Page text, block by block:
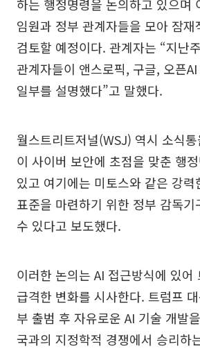
하는 행정명령을 논의하고 있으며
임원과 정부 관계자들을 모아 잠
검토할 예정이다. 관계자는 “지난
관계자들이 앤스로픽, 구글, 오픈
일부를 설명했다”고 말했다.
월스트리트저널(WSJ) 역시 소식
이 사이버 보안에 초점을 맞춘 행
있고 여기에는 미토스와 같은 강력
표준을 마련하기 위한 정부 감독기
수 있다고 보도했다.
이러한 논의는 AI 접근방식에 있어
급격한 변화를 시사한다. 트럼프
부 출범 후 자유로운 AI 기술 개발
국과의 지정학적 경쟁에서 승리하